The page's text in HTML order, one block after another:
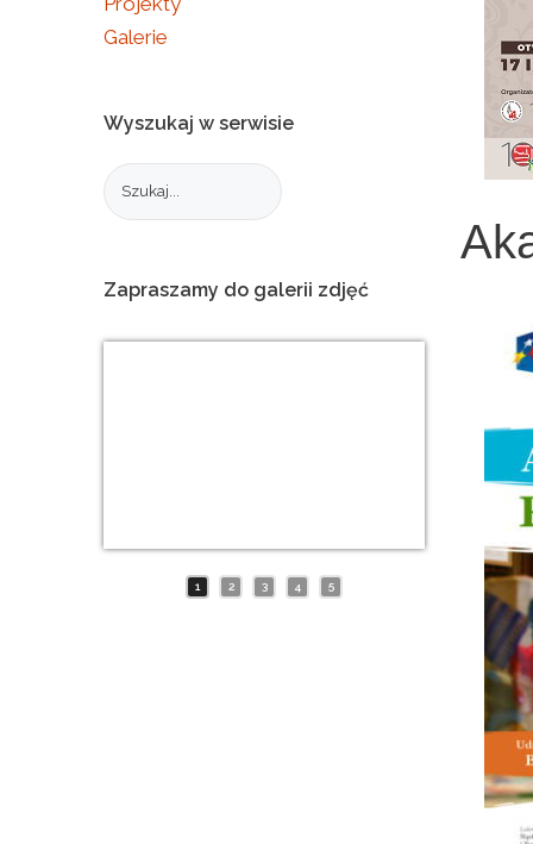
Galerie
Wyszukaj w serwisie
Zapraszamy do galerii zdjęć
1 2 3 4 5